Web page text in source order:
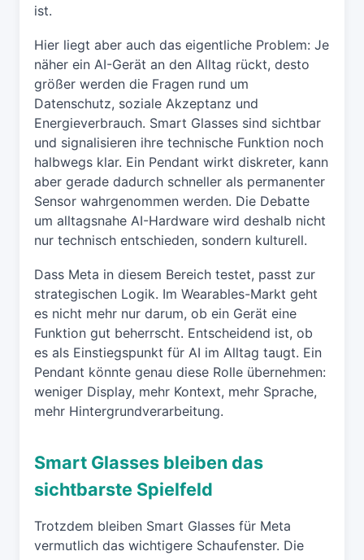
ist.
Hier liegt aber auch das eigentliche Problem: Je
näher ein AI-Gerät an den Alltag rückt, desto
größer werden die Fragen rund um
Datenschutz, soziale Akzeptanz und
Energieverbrauch. Smart Glasses sind sichtbar
und signalisieren ihre technische Funktion noch
halbwegs klar. Ein Pendant wirkt diskreter, kann
aber gerade dadurch schneller als permanenter
Sensor wahrgenommen werden. Die Debatte
um alltagsnahe AI-Hardware wird deshalb nicht
nur technisch entschieden, sondern kulturell.
Dass Meta in diesem Bereich testet, passt zur
strategischen Logik. Im Wearables-Markt geht
es nicht mehr nur darum, ob ein Gerät eine
Funktion gut beherrscht. Entscheidend ist, ob
es als Einstiegspunkt für AI im Alltag taugt. Ein
Pendant könnte genau diese Rolle übernehmen:
weniger Display, mehr Kontext, mehr Sprache,
mehr Hintergrundverarbeitung.
Smart Glasses bleiben das
sichtbarste Spielfeld
Trotzdem bleiben Smart Glasses für Meta
vermutlich das wichtigere Schaufenster. Die